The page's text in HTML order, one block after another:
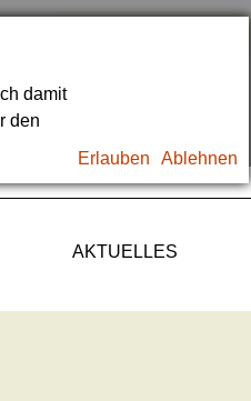
damit
den
Erlauben Ablehnen
AKTUELLES